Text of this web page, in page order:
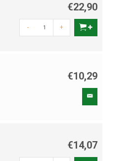
€22,90
- +
€10,29
€14,07